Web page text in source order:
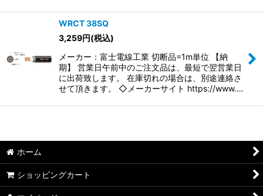
WRCT 38SQ
3,259円(税込)
メーカー：富士電線工業 切断品=1m単位 【納
期】 営業日午前中のご注文品は、最短で翌営業日
に出荷致します。 在庫切れの場合は、別途連絡さ
せて頂きます。 ◇メーカーサイト https://www.…
ホーム
ショッピングカート